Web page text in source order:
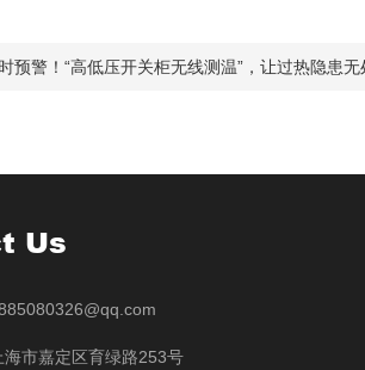
预警！“高低压开关柜无线测温”，让过热隐患无
Us
海市嘉定区育绿路253号